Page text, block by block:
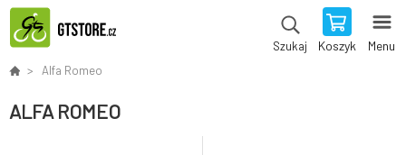
Szukaj Koszyk Menu
Alfa Romeo
ALFA ROMEO